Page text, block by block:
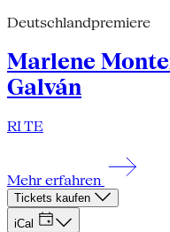
Deutschlandpremiere
Marlene
Galván
RI TE
Mehr erfahren
Tickets kaufen
iCal